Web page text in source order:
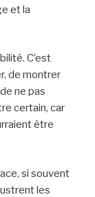
et la
C’est
de montrer
ne pas
certain, car
être
si souvent
les